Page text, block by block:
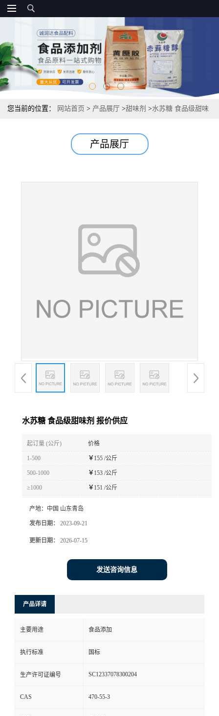
您当前的位置： 网站首页 > 产品展厅 >甜味剂 >水苏糖 食品级甜味
产品展厅
水苏糖 食品级甜味剂 报价供应
起订量 (公斤) 价格
1-500 ￥ 155 /公斤
500-1000 ￥ 153 /公斤
≥1000 ￥ 151 /公斤
产地： 中国 山东青岛
发布日期： 2023-09-21
更新日期： 2026-07-15
发送咨询信息
产品详请
主要用途 食品添加
执行标准 国标
生产许可证编号 SC12337078300204
CAS 470-55-3